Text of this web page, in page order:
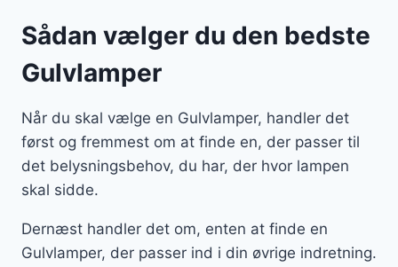
Sådan vælger du den bedste
Gulvlamper
Når du skal vælge en Gulvlamper, handler det
først og fremmest om at finde en, der passer til
det belysningsbehov, du har, der hvor lampen
skal sidde.
Dernæst handler det om, enten at finde en
Gulvlamper, der passer ind i din øvrige indretning.